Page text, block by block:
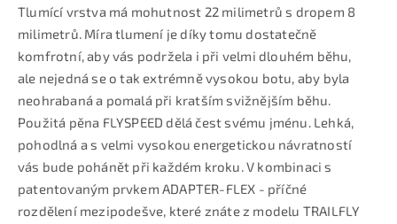
Tlumící vrstva má mohutnost 22 milimetrů s dropem 8
milimetrů. Míra tlumení je díky tomu dostatečně
komfrotní, aby vás podržela i při velmi dlouhém běhu,
ale nejedná se o tak extrémně vysokou botu, aby byla
neohrabaná a pomalá při kratším svižnějším běhu.
Použitá pěna FLYSPEED dělá čest svému jménu. Lehká,
pohodlná a s velmi vysokou energetickou návratností
vás bude pohánět při každém kroku. V kombinaci s
patentovaným prvkem ADAPTER-FLEX - příčné
rozdělení mezipodešve, které znáte z modelu TRAILFLY